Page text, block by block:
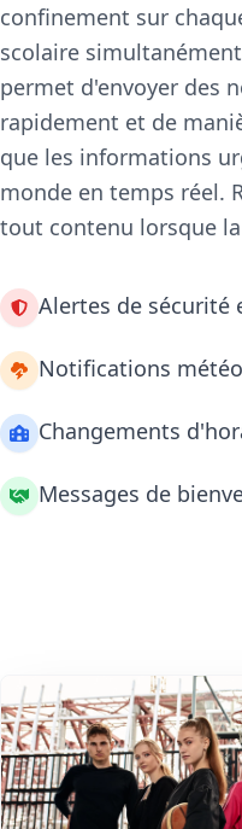
confinement sur
scolaire
permet d'envoyer des
rapidement et de
que les informations
monde en temps réel.
tout contenu lorsque
Alertes de sécurité
Notifications
Changements
Messages de